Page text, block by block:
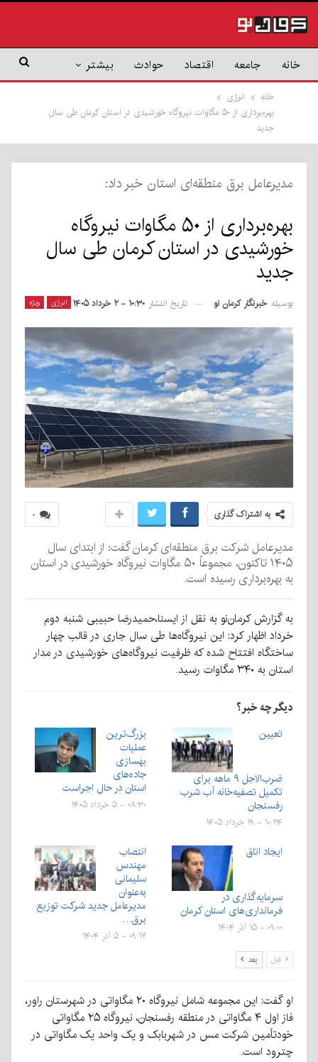
خانه جامعه اقتصاد حوادث بیشتر
خانه
انرژی
بهره‌برداری از ۵۰ مگاوات نیروگاه خورشیدی در استان کرمان طی سال
جدید
مدیرعامل برق منطقه‌ای استان خبر داد:
بهره‌برداری از ۵۰ مگاوات نیروگاه
خورشیدی در استان کرمان طی سال
جدید
انرژی ویژه بوسیله خبرنگار کرمان نو تاریخ انتشار ۱۰:۳۰ - ۲ خرداد ۱۴۰۵
۰ به اشتراک گذاری
مدیرعامل شرکت برق منطقه‌ای کرمان گفت: از ابتدای سال
۱۴۰۵ تاکنون، مجموعاً ۵۰ مگاوات نیروگاه خورشیدی در استان
به بهره‌برداری رسیده است.
به گزارش کرمان‌نو به نقل از ایسنا،حمیدرضا حبیبی شنبه دوم
خرداد اظهار کرد: این نیروگاه‌ها طی سال جاری در قالب چهار
ساختگاه افتتاح شده که ظرفیت نیروگاه‌های خورشیدی در مدار
استان به ۳۴۰ مگاوات رسید.
دیگر چه خبر؟
تعیین
ضرب‌الاجل ۹ ماهه برای
تکمیل تصفیه‌خانه آب شرب
رفسنجان
۱۰:۲۴ - ۱۹ خرداد ۱۴۰۵
بزرگ‌ترین
عملیات
بهسازی
جاده‌های
استان در حال اجراست
۰۸:۳۰ - ۵ خرداد ۱۴۰۵
ایجاد اتاق
سرمایه‌گذاری در
فرمانداری‌های استان کرمان
۰۹:۰۰ - ۱۵ آذر ۱۴۰۴
انتصاب
مهندس
سلیمانی
به‌عنوان
مدیرعامل جدید شرکت توزیع
برق…
۰۹:۱۷ - ۵ آذر ۱۴۰۴
قبل بعد
او گفت: این مجموعه شامل نیروگاه ۲۰ مگاواتی در شهرستان راور،
فاز اول ۴ مگاواتی در منطقه رفسنجان، نیروگاه ۲۵ مگاواتی
خودتأمین شرکت مس در شهربابک و یک واحد یک مگاواتی در
چترود است.